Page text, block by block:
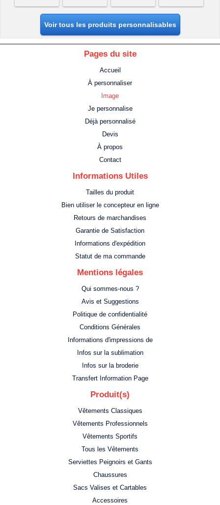
Voir tous les produits personnalisables
Pages du site
Accueil
À personnaliser
Image
Je personnalise
Déjà personnalisé
Devis
À propos
Contact
Informations Utiles
Tailles du produit
Bien utiliser le concepteur en ligne
Retours de marchandises
Garantie de Satisfaction
Informations d'expédition
Statut de ma commande
Mentions légales
Qui sommes-nous ?
Avis et Suggestions
Politique de confidentialité
Conditions Générales
Informations d'impressions de
Infos sur la sublimation
Infos sur la broderie
Transfert Information Page
Produit(s)
Vêtements Classiques
Vêtements Professionnels
Vêtements Sportifs
Tous les Vêtements
Serviettes Peignoirs et Gants
Chaussures
Sacs Valises et Cartables
Accessoires